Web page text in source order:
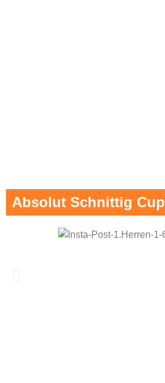
Absolut Schnittig Cup